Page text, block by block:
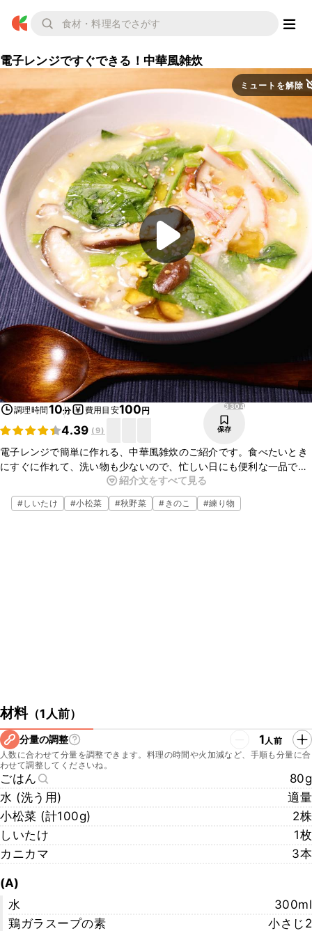
電子レンジですぐできる！中華風雑炊
ミュートを解除
調理時間10分 費用目安100円
4.39 (9)
3304
保存
電子レンジで簡単に作れる、中華風雑炊のご紹介です。食べたいとき
にすぐに作れて、洗い物も少ないので、忙しい日にも便利な一品です
よ。さらさらっと食べれるので、小腹が減ったときの夜食にもおすす
めです。お好みの具材を組み合わせてお楽しみくださいね。
紹介文をすべて見る
#しいたけ #小松菜 #秋野菜 # きのこ #練り物
材料（1人前）
分量の調整 1人前
人数に合わせて分量を調整できます。料理の時間や火加減など、手順も分量に合
わせて調整してくださいね。
ごはん
80g
水 (洗う用)
適量
小松菜 (計100g)
2株
しいたけ
1枚
カニカマ
3本
(A)
水
300ml
鶏ガラスープの素
小さじ2